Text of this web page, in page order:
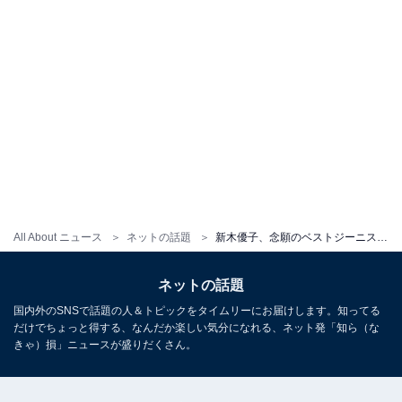
All About ニュース ネットの話題
ネットの話題
国内外のSNSで話題の人＆トピックをタイムリーにお届けします。知ってる
だけでちょっと得する、なんだか楽しい気分になれる、ネット発「知ら（な
きゃ）損」ニュースが盛りだくさん。